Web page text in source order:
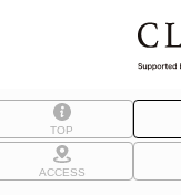
TOP
ACCESS